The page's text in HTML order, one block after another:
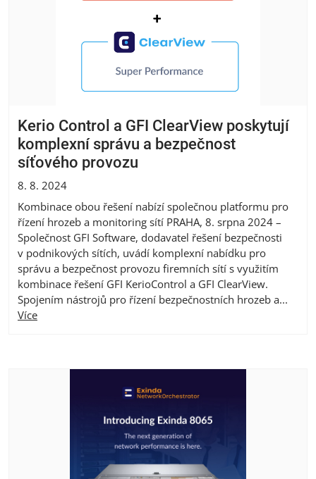
Kerio Control a GFI ClearView poskytují
komplexní správu a bezpečnost
síťového provozu
8. 8. 2024
Kombinace obou řešení nabízí společnou platformu pro
řízení hrozeb a monitoring sítí PRAHA, 8. srpna 2024 –
Společnost GFI Software, dodavatel řešení bezpečnosti
v podnikových sítích, uvádí komplexní nabídku pro
správu a bezpečnost provozu firemních sítí s využitím
kombinace řešení GFI KerioControl a GFI ClearView.
Spojením nástrojů pro řízení bezpečnostních hrozeb a...
Více